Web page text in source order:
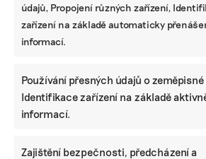
údajů, Propojení různých zařízení,
zařízení na základě automaticky
informací.
Používání přesných údajů o zeměpisné
Identifikace zařízení na základě
informací.
Zajištění bezpečnosti, předcházení a